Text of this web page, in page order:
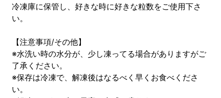
冷凍庫に保管し、好きな時に好きな粒数をご使用下さ
い。
【注意事項/その他】
※水洗い時の水分が、少し凍ってる場合がありますがご
了承ください。
※保存は冷凍で、解凍後はなるべく早くお食べくださ
い。